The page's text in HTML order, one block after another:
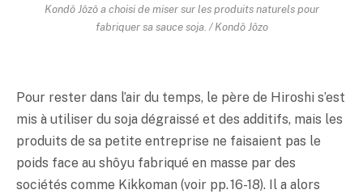
Kondô Jôzô a choisi de miser sur les produits naturels pour
fabriquer sa sauce soja. / Kondô Jôzo
Pour rester dans l’air du temps, le père de Hiroshi s’est
mis à utiliser du soja dégraissé et des additifs, mais les
produits de sa petite entreprise ne faisaient pas le
poids face au shôyu fabriqué en masse par des
sociétés comme Kikkoman (voir pp. 16-18). Il a alors